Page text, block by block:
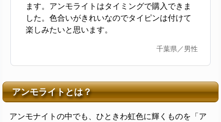
ます。アンモライトはタイミングで購入できま
した。色合いがきれいなのでタイピンは付けて
楽しみたいと思います。
千葉県／男性
アンモライトとは？
アンモナイトの中でも、ひときわ虹色に輝くものを「ア